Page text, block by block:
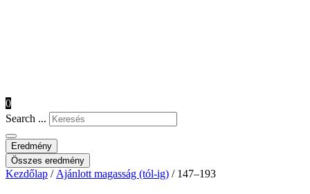
0
Search ...
Eredmény
Összes eredmény
Kezdőlap / Ajánlott magasság (tól-ig) / 147–193